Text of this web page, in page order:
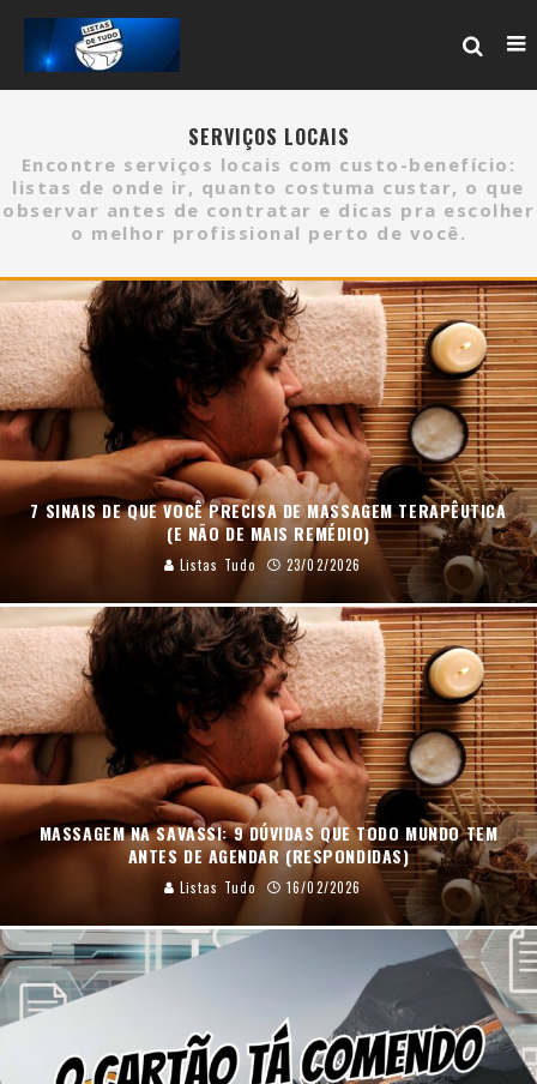
SERVIÇOS LOCAIS
Encontre serviços locais com custo-benefício:
listas de onde ir, quanto costuma custar, o que
observar antes de contratar e dicas pra escolher
o melhor profissional perto de você.
7 SINAIS DE QUE VOCÊ PRECISA DE MASSAGEM TERAPÊUTICA
(E NÃO DE MAIS REMÉDIO)
Listas Tudo 23/02/2026
MASSAGEM NA SAVASSI: 9 DÚVIDAS QUE TODO MUNDO TEM
ANTES DE AGENDAR (RESPONDIDAS)
Listas Tudo 16/02/2026